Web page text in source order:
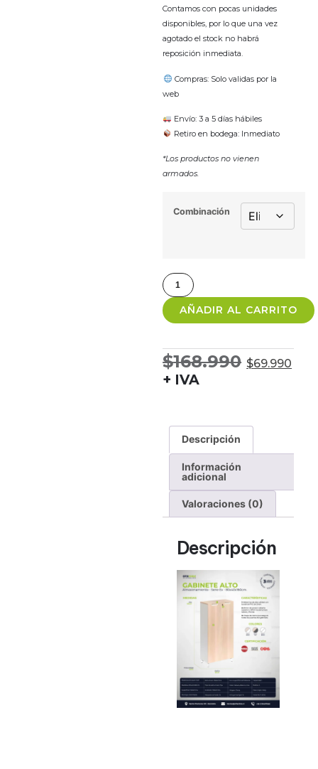
Contamos con pocas unidades
disponibles, por lo que una vez
agotado el stock no habrá
reposición inmediata.
Compras: Solo validas por la
web
Envío: 3 a 5 días hábiles
Retiro en bodega: Inmediato
*Los productos no vienen
armados.
Combinación
AÑADIR AL CARRITO
$168.990 $69.990
+ IVA
Descripción
Información
adicional
Valoraciones (0)
Descripción